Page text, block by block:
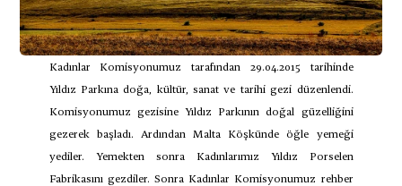
Kadınlar Komisyonumuz tarafından 29.04.2015 tarihinde
Yıldız Parkına doğa, kültür, sanat ve tarihi gezi düzenlendi.
Komisyonumuz gezisine Yıldız Parkının doğal güzelliğini
gezerek başladı. Ardından Malta Köşkünde öğle yemeği
yediler. Yemekten sonra Kadınlarımız Yıldız Porselen
Fabrikasını gezdiler. Sonra Kadınlar Komisyonumuz rehber